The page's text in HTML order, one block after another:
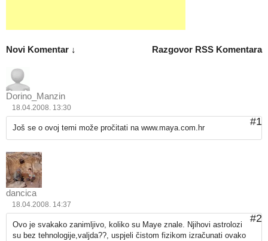
Razgovor RSS Komentara
Novi Komentar ↓
Dorino_Manzin
18.04.2008. 13:30
#1
Još se o ovoj temi može pročitati na www.maya.com.hr
dancica
18.04.2008. 14:37
#2
Ovo je svakako zanimljivo, koliko su Maye znale. Njihovi astrolozi
su bez tehnologije,valjda??, uspjeli čistom fizikom izračunati ovako